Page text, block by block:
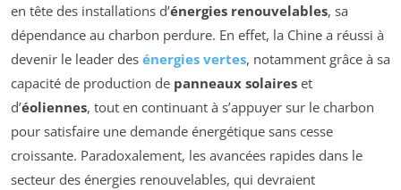
en tête des installations d’énergies renouvelables, sa
dépendance au charbon perdure. En effet, la Chine a réussi à
devenir le leader des énergies vertes, notamment grâce à sa
capacité de production de panneaux solaires et
d’éoliennes, tout en continuant à s’appuyer sur le charbon
pour satisfaire une demande énergétique sans cesse
croissante. Paradoxalement, les avancées rapides dans le
secteur des énergies renouvelables, qui devraient